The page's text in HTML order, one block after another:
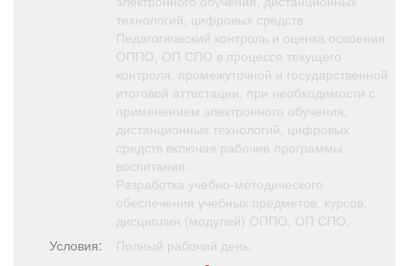
Я - пенсионер
технологий, цифровых средств.
Педагогический контроль и оценка освоения
ОППО, ОП СПО в процессе текущего
контроля, промежуточной и государственной
итоговой аттестации, при необходимости с
применением электронного обучения,
дистанционных технологий, цифровых
средств включая рабочие программы
воспитания.
Разработка учебно-методического
обеспечения учебных предметов, курсов,
дисциплин (модулей) ОППО, ОП СПО.
Условия:
Полный рабочий день.